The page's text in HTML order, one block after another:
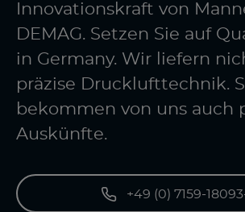
Innovationskraft von
DEMAG. Setzen Sie auf
in Germany. Wir liefern
präzise Drucklufttechnik.
bekommen von uns auch
Auskünfte.
+49 (0) 7159-